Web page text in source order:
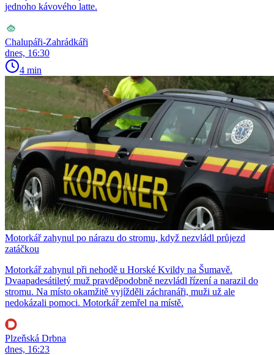
jednoho kávového latte.
Chalupáři-Zahrádkáři
dnes, 16:30
4 min
Motorkář zahynul po nárazu do stromu, když nezvládl průjezd
zatáčkou
Motorkář zahynul při nehodě u Horské Kvildy na Šumavě.
Dvaapadesátiletý muž pravděpodobně nezvládl řízení a narazil do
stromu. Na místo okamžitě vyjížděli záchranáři, muži už ale
nedokázali pomoci. Motorkář zemřel na místě.
Plzeňská Drbna
dnes, 16:23